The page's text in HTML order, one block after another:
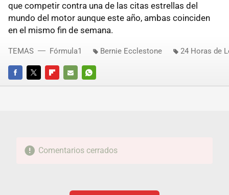
que competir contra una de las citas estrellas del
mundo del motor aunque este año, ambas coinciden
en el mismo fin de semana.
FACEBOOKTWITTERFLIPBOARD
E-
WHATSAPP
TEMAS Fórmula1 Bernie Ecclestone 24 Horas de
Comentarios cerrados